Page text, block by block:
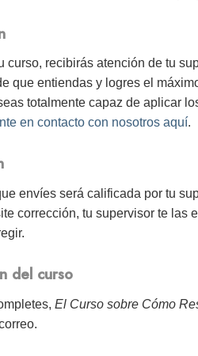
curso, recibirás atención de tu
que entiendas y logres el
totalmente capaz de aplicar
en contacto con nosotros aquí.
envíes será calificada por tu
corrección, tu supervisor te las
del curso
El Curso sobre Cómo